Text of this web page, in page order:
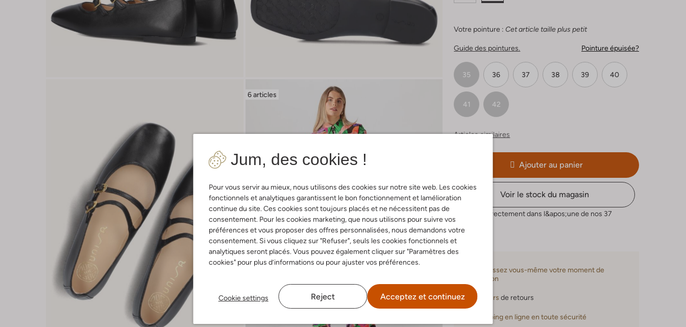
Jum, des cookies !
Pour vous servir au mieux, nous utilisons des cookies sur notre site web. Les cookies
fonctionnels et analytiques garantissent le bon fonctionnement et lamélioration
continue du site. Ces cookies sont toujours placés et ne nécessitent pas de
consentement. Pour les cookies marketing, que nous utilisons pour suivre vos
préférences et vous proposer des offres personnalisées, nous demandons votre
consentement. Si vous cliquez sur "Refuser", seuls les cookies fonctionnels et
analytiques seront placés. Vous pouvez également cliquer sur "Paramètres des
cookies" pour plus d’informations ou pour ajuster vos préférences.
Cookie settings Reject Acceptez et continuez
6 articles
Votre pointure : Cet article taille plus petit
Guide des pointures. Pointure épuisée?
35 36 37 38 39 40
41 42
Articles similaires
Ajouter au panier
Voir le stock du magasin
Réservez directement dans l&apos;une de nos 37
boutiques
Choisissez vous-même votre moment de
livraison
30 jours de retours
Shopping en ligne en toute sécurité